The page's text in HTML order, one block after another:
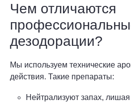
Чем отличаются
дезодорации?
Мы используем технические
действия. Такие препараты:
Нейтрализуют запах,